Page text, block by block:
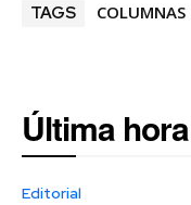
TAGS COLUMNAS
Última hora
Editorial